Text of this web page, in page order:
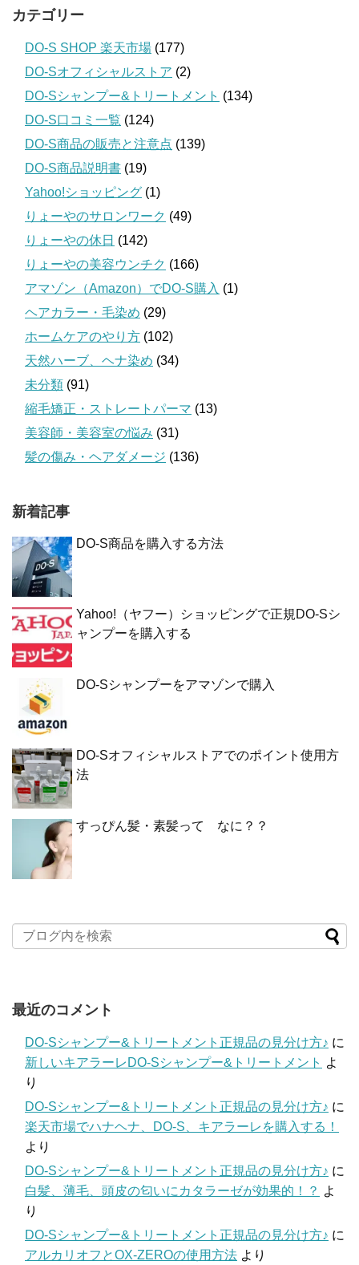
カテゴリー
DO-S SHOP 楽天市場 (177)
DO-Sオフィシャルストア (2)
DO-Sシャンプー&トリートメント (134)
DO-S口コミ一覧 (124)
DO-S商品の販売と注意点 (139)
DO-S商品説明書 (19)
Yahoo!ショッピング (1)
りょーやのサロンワーク (49)
りょーやの休日 (142)
りょーやの美容ウンチク (166)
アマゾン（Amazon）でDO-S購入 (1)
ヘアカラー・毛染め (29)
ホームケアのやり方 (102)
天然ハーブ、ヘナ染め (34)
未分類 (91)
縮毛矯正・ストレートパーマ (13)
美容師・美容室の悩み (31)
髪の傷み・ヘアダメージ (136)
新着記事
DO-S商品を購入する方法
Yahoo!（ヤフー）ショッピングで正規DO-Sシ
ャンプーを購入する
DO-Sシャンプーをアマゾンで購入
DO-Sオフィシャルストアでのポイント使用方
法
すっぴん髪・素髪って なに？？
最近のコメント
DO-Sシャンプー&トリートメント正規品の見分け方♪ に
新しいキアラーレDO-Sシャンプー&トリートメント よ
り
DO-Sシャンプー&トリートメント正規品の見分け方♪ に
楽天市場でハナヘナ、DO-S、キアラーレを購入する！
より
DO-Sシャンプー&トリートメント正規品の見分け方♪ に
白髪、薄毛、頭皮の匂いにカタラーゼが効果的！？ よ
り
DO-Sシャンプー&トリートメント正規品の見分け方♪ に
アルカリオフとOX-ZEROの使用方法 より